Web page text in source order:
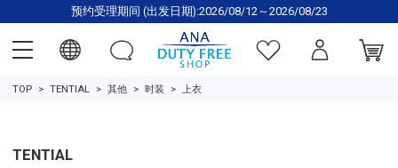
预约受理期间 (出发日期):2026/08/12～2026/08/23
TOP TENTIAL 其他 时装 上衣
TENTIAL